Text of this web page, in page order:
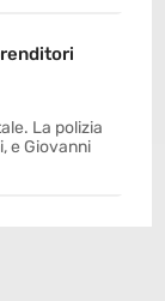
La polizia
e Giovanni